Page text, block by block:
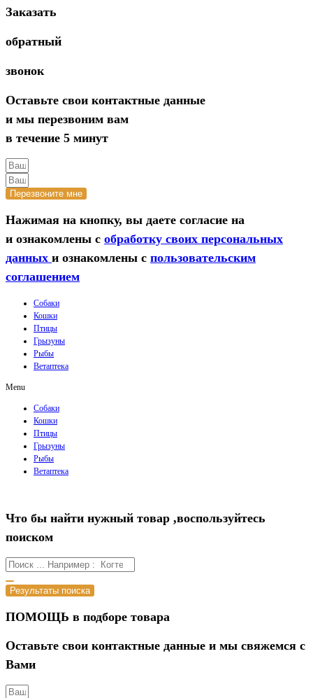
Заказать
обратный
звонок
Оставьте свои контактные данные
и мы перезвоним вам
в течение 5 минут
Перезвоните мне
Нажимая на кнопку, вы даете согласие на
и ознакомлены с обработку своих персональных
данных и ознакомлены с пользовательским
соглашением
Собаки
Кошки
Птицы
Грызуны
Рыбы
Ветаптека
Menu
Собаки
Кошки
Птицы
Грызуны
Рыбы
Ветаптека
Что бы найти нужный товар ,воспользуйтесь
поиском
Результаты поиска
ПОМОЩЬ в подборе товара
Оставьте свои контактные данные и мы свяжемся с
Вами